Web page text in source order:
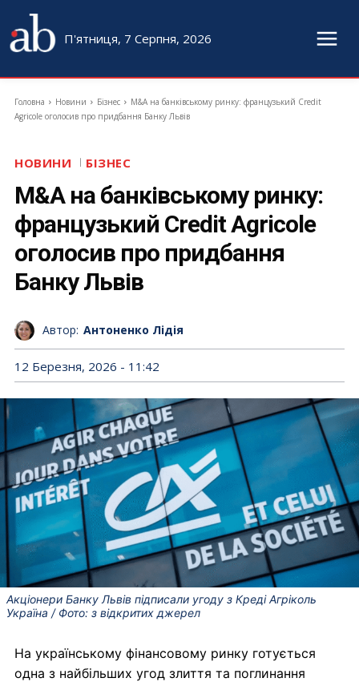
П'ятниця, 7 Серпня, 2026
Головна Новини Бізнес
M&A на банківському ринку: французький Credit
Agricole оголосив про придбання Банку Львів
НОВИНИ БІЗНЕС
M&A на банківському ринку:
французький Credit Agricole
оголосив про придбання
Банку Львів
Автор: Антоненко Лідія
12 Березня, 2026 - 11:42
Акціонери Банку Львів підписали угоду з Креді Агріколь
Україна / Фото: з відкритих джерел
На українському фінансовому ринку готується
одна з найбільших угод злиття та поглинання